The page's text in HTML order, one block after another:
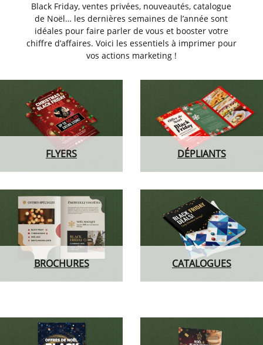
Black Friday, ventes privées, nouveautés, catalogue
de Noël… les dernières semaines de l’année sont
idéales pour faire parler de vous et booster votre
chiffre d’affaires. Voici les essentiels à imprimer pour
vos actions marketing !
FLYERS DÉPLIANTS
BROCHURES CATALOGUES